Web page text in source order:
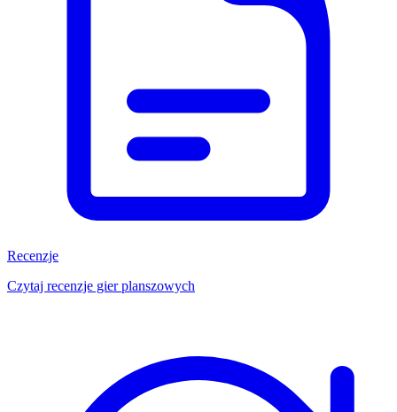
Recenzje
Czytaj recenzje gier planszowych